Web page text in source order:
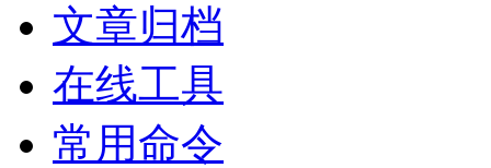
文章归档
在线工具
常用命令